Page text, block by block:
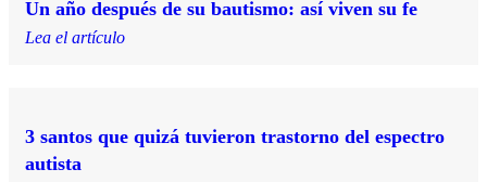
Un año después de su bautismo: así viven su fe
Lea el artículo
3 santos que quizá tuvieron trastorno del espectro
autista